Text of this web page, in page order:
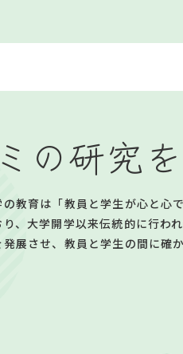
の研究
の教育は「教員と学生が心と心
り、大学開学以来伝統的に行わ
展させ、教員と学生の間に確